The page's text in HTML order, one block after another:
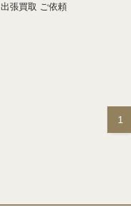
張買取 ご依頼
1